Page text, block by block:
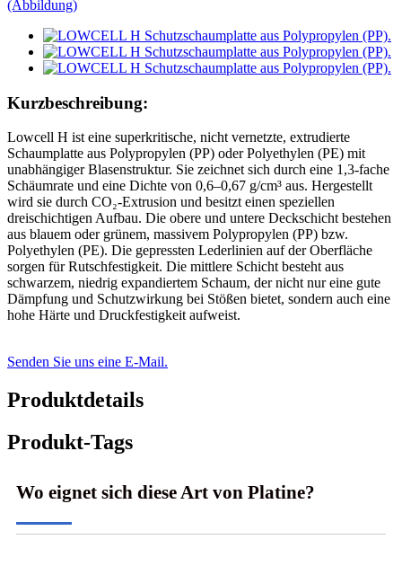
Kurzbeschreibung:
Lowcell H ist eine superkritische, nicht vernetzte, extrudierte
Schaumplatte aus Polypropylen (PP) oder Polyethylen (PE) mit
unabhängiger Blasenstruktur. Sie zeichnet sich durch eine 1,3-fache
Schäumrate und eine Dichte von 0,6–0,67 g/cm³ aus. Hergestellt
wird sie durch CO₂-Extrusion und besitzt einen speziellen
dreischichtigen Aufbau. Die obere und untere Deckschicht bestehen
aus blauem oder grünem, massivem Polypropylen (PP) bzw.
Polyethylen (PE). Die gepressten Lederlinien auf der Oberfläche
sorgen für Rutschfestigkeit. Die mittlere Schicht besteht aus
schwarzem, niedrig expandiertem Schaum, der nicht nur eine gute
Dämpfung und Schutzwirkung bei Stößen bietet, sondern auch eine
hohe Härte und Druckfestigkeit aufweist.
Senden Sie uns eine E-Mail.
Produktdetails
Produkt-Tags
Wo eignet sich diese Art von Platine?